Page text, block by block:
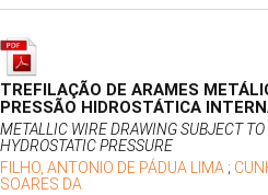
TREFILAÇÃO DE ARAMES
PRESSÃO HIDROSTÁTICA
METALLIC WIRE DRAWING SUBJECT
HYDROSTATIC PRESSURE
FILHO, ANTONIO DE PÁDUA LIMA ;
SOARES DA